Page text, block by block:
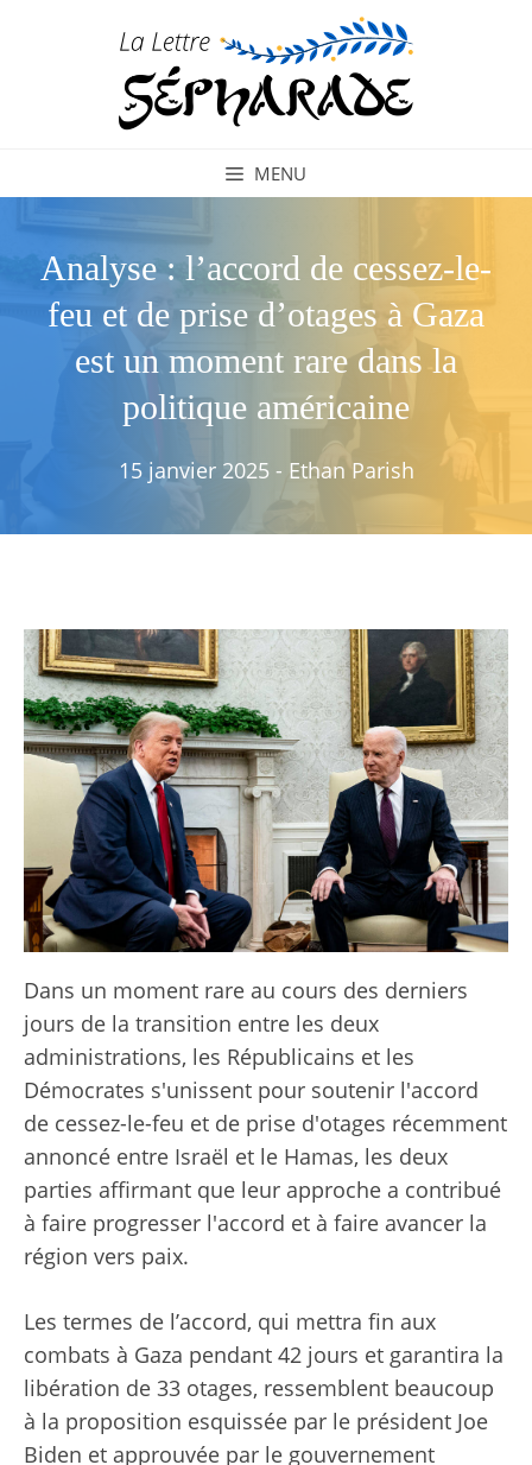
MENU
Analyse : l’accord de cessez-le-
feu et de prise d’otages à Gaza
est un moment rare dans la
politique américaine
15 janvier 2025 - Ethan Parish
Dans un moment rare au cours des derniers
jours de la transition entre les deux
administrations, les Républicains et les
Démocrates s'unissent pour soutenir l'accord
de cessez-le-feu et de prise d'otages récemment
annoncé entre Israël et le Hamas, les deux
parties affirmant que leur approche a contribué
à faire progresser l'accord et à faire avancer la
région vers paix.
Les termes de l’accord, qui mettra fin aux
combats à Gaza pendant 42 jours et garantira la
libération de 33 otages, ressemblent beaucoup
à la proposition esquissée par le président Joe
Biden et approuvée par le gouvernement